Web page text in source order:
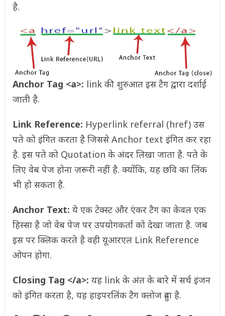
है.
Anchor Tag <a>: link की शुरुआत इस टैग द्वारा दर्शाई
जाती है.
Link Reference: Hyperlink referral (href) उस
पते को इंगित करता है जिससे Anchor text इंगित कर रहा
है. इस पते को Quotation के अंदर लिखा जाता है. पते के
लिए वेब पेज होना ज़रूरी नहीं है. क्योंकि, यह छवि का लिंक
भी हो सकता है.
Anchor Text: ये एक टेक्स्ट और एंकर टैग का केवल एक
हिस्सा है जो वेब पेज पर उपयोगकर्ता को देखा जाता है. जब
इस पर क्लिक करते है वही यूआरएल Link Reference
ओपन होगा.
Closing Tag </a>: यह link के अंत के बारे में सर्च इंजन
को इंगित करता है, यह हाइपरलिंक टैग क्लोज हुवा है.